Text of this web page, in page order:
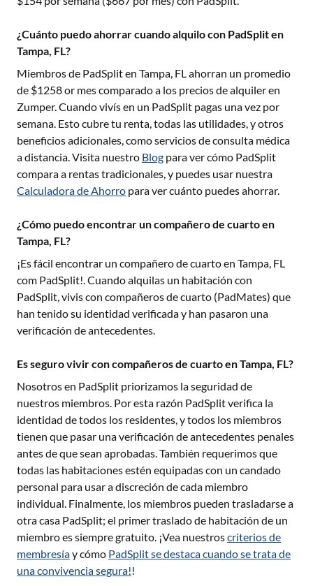
¿Cuánto puedo ahorrar cuando alquilo con PadSplit en
Tampa, FL?
Miembros de PadSplit en Tampa, FLahorran un promedio
de $1258or mes comparado a los precios de alquiler en
Zumper. Cuando vivís en un PadSplit pagas una vez por
semana. Esto cubre tu renta, todas las utilidades, y otros
beneficios adicionales, como servicios de consulta médica
a distancia. Visita nuestro Blog para ver cómo PadSplit
compara a rentas tradicionales, y puedes usar nuestra
Calculadora de Ahorro para ver cuánto puedes ahorrar.
¿Cómo puedo encontrar un compañero de cuarto en
Tampa, FL?
¡Es fácil encontrar un compañero de cuarto en Tampa, FL
com PadSplit!. Cuando alquilas un habitación con
PadSplit, vivis con compañeros de cuarto (PadMates) que
han tenido su identidad verificada y han pasaron una
verificación de antecedentes.
Es seguro vivir con compañeros de cuarto en Tampa, FL?
Nosotros en PadSplit priorizamos la seguridad de
nuestros miembros. Por esta razón PadSplit verifica la
identidad de todos los residentes, y todos los miembros
tienen que pasar una verificación de antecedentes penales
antes de que sean aprobadas. También requerimos que
todas las habitaciones estén equipadas con un candado
personal para usar a discreción de cada miembro
individual. Finalmente, los miembros pueden trasladarse a
otra casa PadSplit; el primer traslado de habitación de un
miembro es siempre gratuito. ¡Vea nuestroscriterios de
membresíay cómo PadSplit se destaca cuando se trata de
una convivencia segura!!